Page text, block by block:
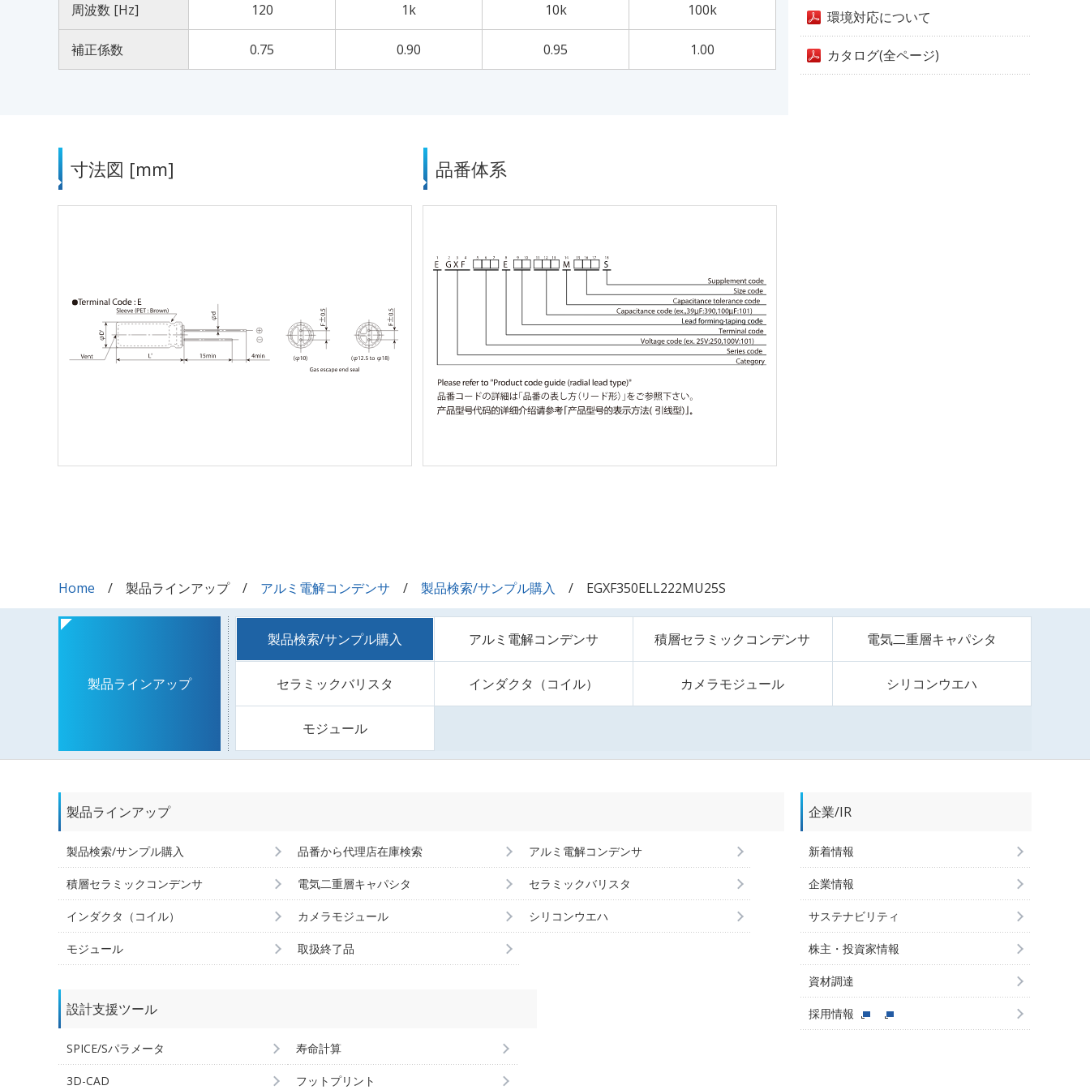
周波数 [Hz] 120 1k 10k 100k
補正係数 0.75 0.90 0.95 1.00
寸法図 [mm] 品番体系
環境対応について
カタログ(全ページ)
Home 製品ラインアップ アルミ電解コンデンサ 製品検索/サンプル購入 EGXF350ELL222MU25S
製品ラインアップ
製品検索/サンプル購入 アルミ電解コンデンサ 積層セラミックコンデンサ 電気二重層キャパシタ
セラミックバリスタ インダクタ（コイル） カメラモジュール シリコンウエハ
モジュール
製品ラインアップ
製品検索/サンプル購入 品番から代理店在庫検索 アルミ電解コンデンサ
積層セラミックコンデンサ 電気二重層キャパシタ セラミックバリスタ
インダクタ（コイル） カメラモジュール シリコンウエハ
モジュール 取扱終了品
設計支援ツール
SPICE/Sパラメータ 寿命計算
3D-CAD フットプリント
企業/IR
新着情報
企業情報
サステナビリティ
株主・投資家情報
資材調達
採用情報